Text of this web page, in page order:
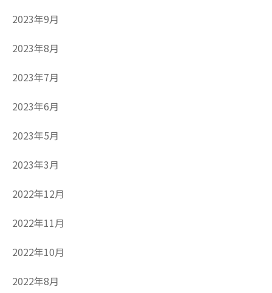
2023年9月
2023年8月
2023年7月
2023年6月
2023年5月
2023年3月
2022年12月
2022年11月
2022年10月
2022年8月